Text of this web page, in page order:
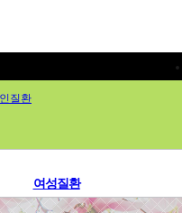
여성질환